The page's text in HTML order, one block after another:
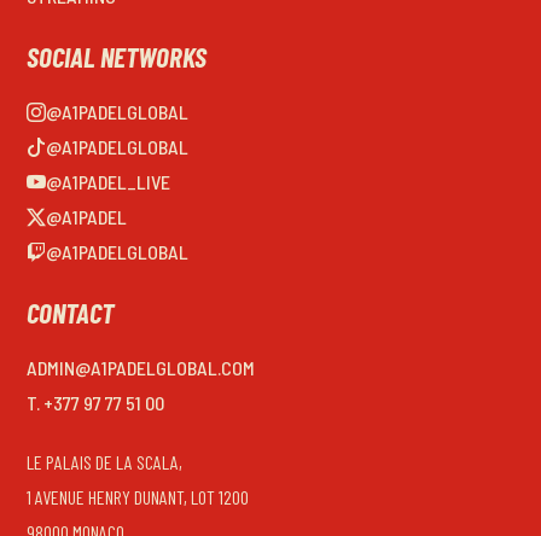
SOCIAL NETWORKS
@A1PADELGLOBAL
@A1PADELGLOBAL
@A1PADEL_LIVE
@A1PADEL
@A1PADELGLOBAL
CONTACT
ADMIN@A1PADELGLOBAL.COM
T. +377 97 77 51 00
LE PALAIS DE LA SCALA,
1 AVENUE HENRY DUNANT, LOT 1200